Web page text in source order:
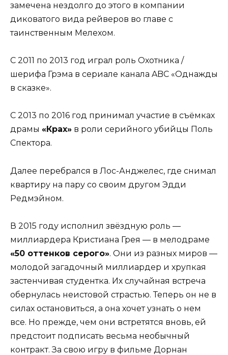
замечена нездолго до этого в компании
диковатого вида рейверов во главе с
таинственным Мелехом.
С 2011 по 2013 год играл роль Охотника /
шерифа Грэма в сериале канала ABC «Однажды
в сказке».
С 2013 по 2016 год принимал участие в съёмках
драмы «Крах» в роли серийного убийцы Поль
Спектора.
Далее перебрался в Лос-Анджелес, где снимал
квартиру на пару со своим другом Эдди
Редмэйном.
В 2015 году исполнил звёздную роль —
миллиардера Кристиана Грея — в мелодраме
«50 оттенков серого». Они из разных миров —
молодой загадочный миллиардер и хрупкая
застенчивая студентка. Их случайная встреча
обернулась неистовой страстью. Теперь он не в
силах остановиться, а она хочет узнать о нем
все. Но прежде, чем они встретятся вновь, ей
предстоит подписать весьма необычный
контракт. За свою игру в фильме Дорнан